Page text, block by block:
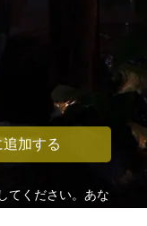
追加する
てください。あな